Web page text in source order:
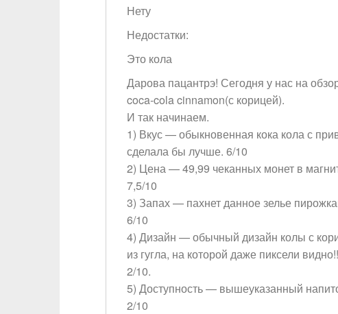
Нету
Недостатки:
Это кола
Дарова пацантрэ! Сегодня у нас на
coca-cola cinnamon(с корицей).
И так начинаем.
1) Вкус — обыкновенная кока кола с
сделала бы лучше. 6/10
2) Цена — 49,99 чеканных монет в
7,5/10
3) Запах — пахнет данное зелье
6/10
4) Дизайн — обычный дизайн колы с
из гугла, на которой даже пиксели
2/10.
5) Доступность — вышеуказанный
2/10